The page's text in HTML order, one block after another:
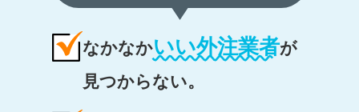
なかなかいい外注業者が
見つからない。